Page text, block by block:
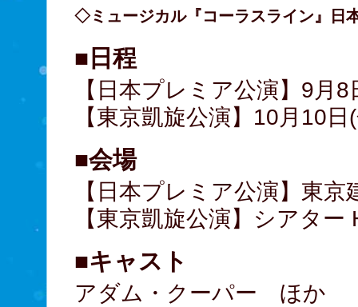
◇ミュージカル『コーラスライン』日
■日程
【日本プレミア公演】9月
【東京凱旋公演】10月10
■会場
【日本プレミア公演】東
【東京凱旋公演】シアター
■キャスト
アダム・クーパー ほか